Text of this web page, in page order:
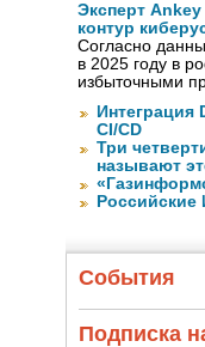
Эксперт
контур
Согласно
в 2025 году в
избыточными
Интеграция
CI/CD
Три
называют
События
Подписка